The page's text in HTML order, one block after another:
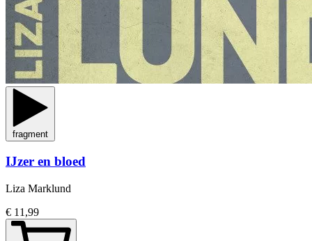
fragment
IJzer en bloed
Liza Marklund
€ 11,99